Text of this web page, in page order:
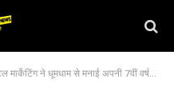
ने धूमधाम से मनाई अपनी 7वीं वर्षगांठ